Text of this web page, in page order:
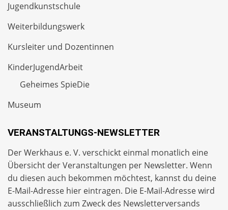
Jugendkunstschule
Weiterbildungswerk
Kursleiter und Dozentinnen
KinderJugendArbeit
Geheimes SpieDie
Museum
VERANSTALTUNGS-NEWSLETTER
Der Werkhaus e. V. verschickt einmal monatlich eine
Übersicht der Veranstaltungen per Newsletter. Wenn
du diesen auch bekommen möchtest, kannst du deine
E-Mail-Adresse hier eintragen. Die E-Mail-Adresse wird
ausschließlich zum Zweck des Newsletterversands